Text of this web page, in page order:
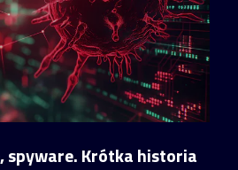
spyware. Krótka historia